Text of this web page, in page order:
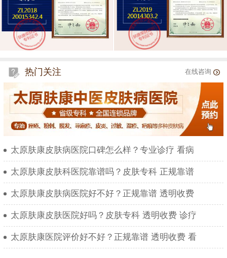
热门关注 在线咨询
太原肤康皮肤病医院口碑怎么样？专业诊疗 看病
太原肤康皮肤科医院靠谱吗？皮肤专科 正规靠谱
太原肤康皮肤病医院好不好？正规靠谱 透明收费
太原肤康皮肤医院好吗？皮肤专科 透明收费 诊疗
太原肤康医院评价好不好？正规靠谱 透明收费 看